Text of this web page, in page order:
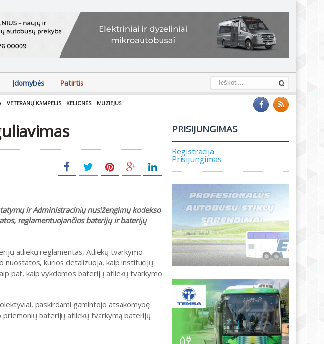
Įdomybės Patirtis
VETERANŲ KAMPELIS KELIONĖS MUZIEJUS
ir Administracinių nusižengimų kodekso
reglamentuojančios baterijų ir baterijų
atliekų reglamentas, Atliekų tvarkymo
kurios detalizuoja, kaip institucijų
pat, kaip vykdomos baterijų atliekų tvarkymo
paskirdami gamintojo atsakomybę
baterijų atliekų tvarkymą baterijų
PRISIJUNGIMAS
Registracija
Prisijungimas